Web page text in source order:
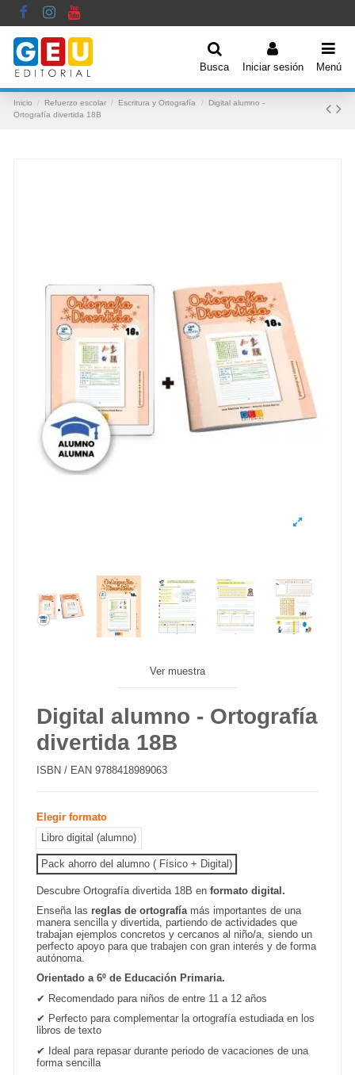
Busca Iniciar sesión Menú
Inicio Refuerzo escolar Escritura y Ortografía
Digital alumno -
Ortografía divertida 18B
Ver muestra
Digital alumno - Ortografía
divertida 18B
ISBN / EAN 9788418989063
Elegir formato
Libro digital (alumno)
Pack ahorro del alumno ( Físico + Digital)
Descubre Ortografía divertida 18B en formato digital.
Enseña las reglas de ortografíamás importantes de una
manera sencilla y divertida, partiendo de actividades que
trabajan ejemplos concretos y cercanos al niño/a, siendo un
perfecto apoyo para que trabajen con gran interés y de forma
autónoma.
Orientado a 6º de Educación Primaria.
✔ Recomendado para niños de entre 11 a 12 años
✔ Perfecto para complementar la ortografía estudiada en los
libros de texto
✔ Ideal para repasar durante periodo de vacaciones de una
forma sencilla